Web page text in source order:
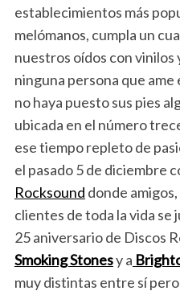
establecimientos más
melómanos, cumpla un
nuestros oídos con vinilos
ninguna persona que
no haya puesto sus pies
ubicada en el número
ese tiempo repleto de
el pasado 5 de diciembre
Rocksound donde
clientes de toda la vida
25 aniversario de Discos
Smoking Stonesy a
muy distintas entre sí